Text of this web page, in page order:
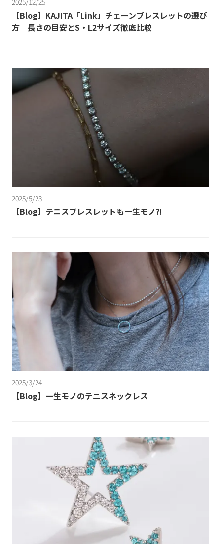
2025/12/25
【Blog】KAJITA「Link」チェーンブレスレットの選び
方｜長さの目安とS・L2サイズ徹底比較
2025/5/23
【Blog】テニスブレスレットも一生モノ⁈
2025/3/24
【Blog】一生モノのテニスネックレス